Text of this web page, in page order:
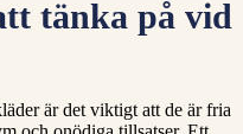
tänka på vid
är det viktigt att de är fria